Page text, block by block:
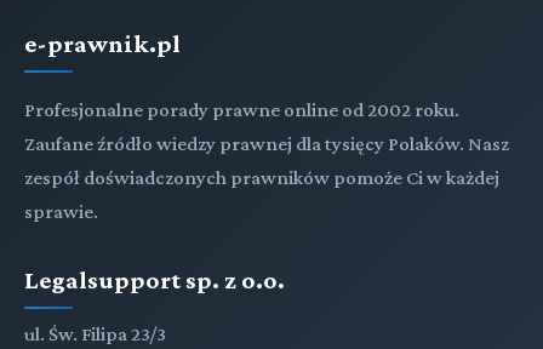
e-prawnik.pl
Profesjonalne porady prawne online od 2002 roku.
Zaufane źródło wiedzy prawnej dla tysięcy Polaków. Nasz
zespół doświadczonych prawników pomoże Ci w każdej
sprawie.
Legalsupport sp. z o.o.
ul. Św. Filipa 23/3